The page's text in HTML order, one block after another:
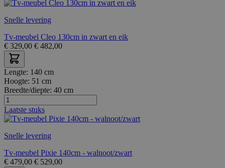
Snelle levering
Tv-meubel Cleo 130cm in zwart en eik
€ 329,00 € 482,00
Lengte: 140 cm
Hoogte: 51 cm
Breedte/diepte: 40 cm
Laatste stuks
Snelle levering
Tv-meubel Pixie 140cm - walnoot/zwart
€ 479,00 € 529,00